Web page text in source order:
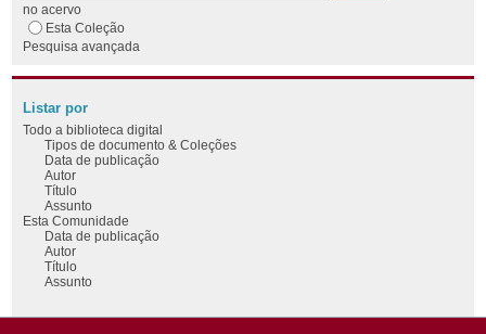
no acervo
Esta Coleção
Pesquisa avançada
Listar por
Todo a biblioteca digital
Tipos de documento & Coleções
Data de publicação
Autor
Título
Assunto
Esta Comunidade
Data de publicação
Autor
Título
Assunto